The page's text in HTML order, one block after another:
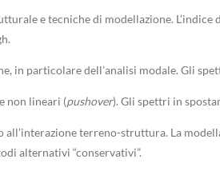
e tecniche di modellazione.
in particolare dell’analisi modale. Gli
non lineari (pushover). Gli spettri in
all’interazione terreno-struttura. La
alternativi “conservativi”.